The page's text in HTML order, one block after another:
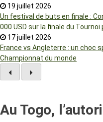
19 juillet 2026
Un festival de buts en finale :
000 USD sur la finale du Tournoi
17 juillet 2026
France vs Angleterre : un choc
Championnat du monde
Au Togo,